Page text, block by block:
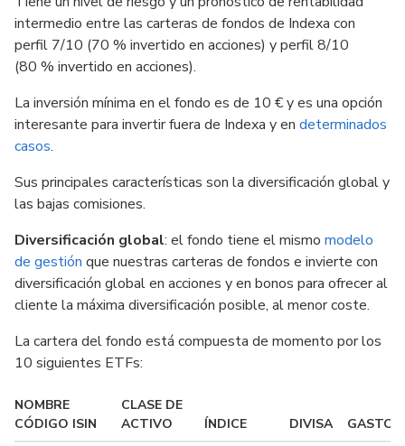
intermedio entre las carteras de fondos de Indexa con
perfil 7/10 (70 % invertido en acciones) y perfil 8/10
(80 % invertido en acciones).
La inversión mínima en el fondo es de 10 € y es una opción
interesante para invertir fuera de Indexa y en determinados
casos.
Sus principales características son la diversificación global y
las bajas comisiones.
Diversificación global: el fondo tiene el mismo modelo
de gestión que nuestras carteras de fondos e invierte con
diversificación global en acciones y en bonos para ofrecer al
cliente la máxima diversificación posible, al menor coste.
La cartera del fondo está compuesta de momento por los
10 siguientes ETFs:
NOMBRE
CÓDIGO ISIN
CLASE DE
ACTIVO
ÍNDICE DIVISA GASTOS